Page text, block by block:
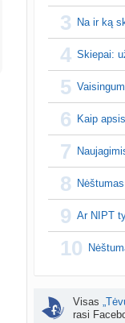
lytinis
sukurta danguolyte
TD
atnaujinta
vaiko drabuziai
sukurta danguolyte
Privatumo
sukurtaSpindulėlė1
Kaip
3 Na ir ką
4 Skiepai:
5
6 Kaip
7
8
9 Ar NIPT
10
Visas
rasi